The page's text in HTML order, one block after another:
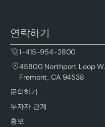
연락하기
1-415-954-2800
45800 Northport Loop W.
Fremont, CA 94538
문의하기
투자자 관계
홍보